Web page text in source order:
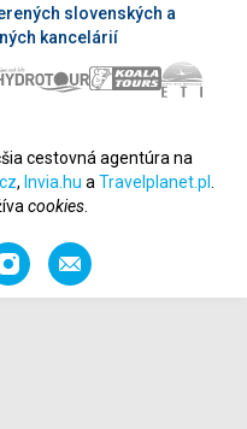
slovenských a
kancelárií
cestovná agentúra na
, Invia.hu a Travelplanet.pl
cookies.
InstagramOdporučiť